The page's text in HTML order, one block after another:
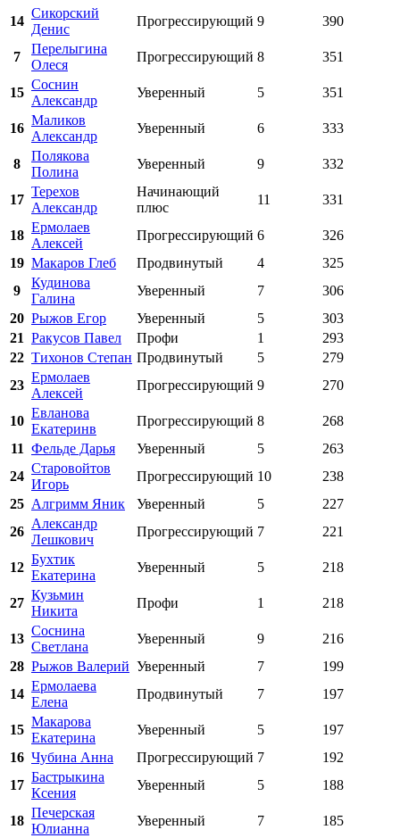
14
Сикорский
Денис
Прогрессирующий 9 390
7
Перелыгина
Олеся
Прогрессирующий 8 351
15
Соснин
Александр
Уверенный 5 351
16
Маликов
Александр
Уверенный 6 333
8
Полякова
Полина
Уверенный 9 332
17
Терехов
Александр
Начинающий
плюс
11 331
18
Ермолаев
Алексей
Прогрессирующий 6
326
19 Макаров Глеб Продвинутый 4
325
9
Кудинова
Галина
Уверенный 7
306
20 Рыжов Егор Уверенный 5
303
21 Ракусов Павел Профи 1
293
22 Тихонов Степан Продвинутый 5
279
23
Ермолаев
Алексей
Прогрессирующий 9 270
10
Евланова
Екатеринв
Прогрессирующий 8
268
11 Фельде Дарья Уверенный 5
263
24
Старовойтов
Игорь
Прогрессирующий 10
238
25 Алгримм Яник Уверенный 5
227
26
Александр
Лешкович
Прогрессирующий 7 221
12
Бухтик
Екатерина
Уверенный 5 218
27
Кузьмин
Никита
Профи 1 218
13
Соснина
Светлана
Уверенный 9
216
28 Рыжов Валерий Уверенный 7
199
14
Ермолаева
Елена
Продвинутый 7 197
15
Макарова
Екатерина
Уверенный 5
197
16 Чубина Анна Прогрессирующий 7
192
17
Бастрыкина
Ксения
Уверенный 5 188
18
Печерская
Юлианна
Уверенный 7 185